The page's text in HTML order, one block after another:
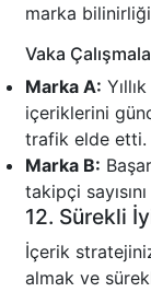
marka
Vaka
Marka A:
içeriklerini
trafik elde etti.
Marka B:
takipçi
12. Sürekli
İçerik
almak ve